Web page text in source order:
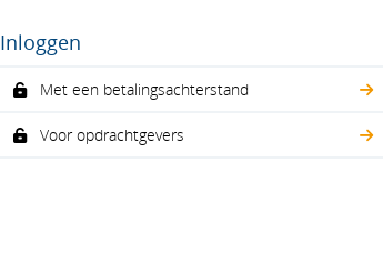
Inloggen
Met een betalingsachterstand
Voor opdrachtgevers